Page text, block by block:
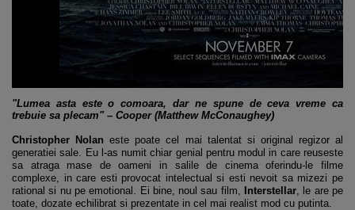
"Lumea asta este o comoara, dar ne spune de ceva vreme ca
trebuie sa plecam" – Cooper (Matthew McConaughey)
Christopher Nolan este poate cel mai talentat si original regizor al
generatiei sale. Eu l-as numit chiar genial pentru modul in care reuseste
sa atraga mase de oameni in salile de cinema oferindu-le filme
complexe, in care esti provocat intelectual si esti nevoit sa mizezi pe
rational si nu pe emotional. Ei bine, noul sau film, Interstellar, le are pe
toate, dozate echilibrat si prezentate in cel mai realist mod cu putinta.